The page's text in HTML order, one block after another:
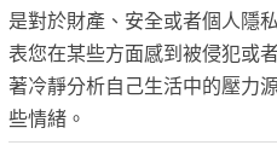
是對於財產、安全或者個人隱
表您在某些方面感到被侵犯或
著冷靜分析自己生活中的壓力
些情緒。